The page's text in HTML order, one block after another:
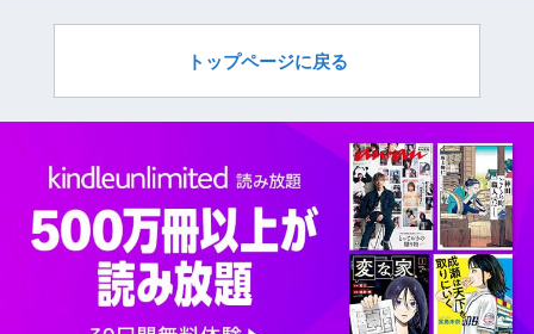
トップページに戻る